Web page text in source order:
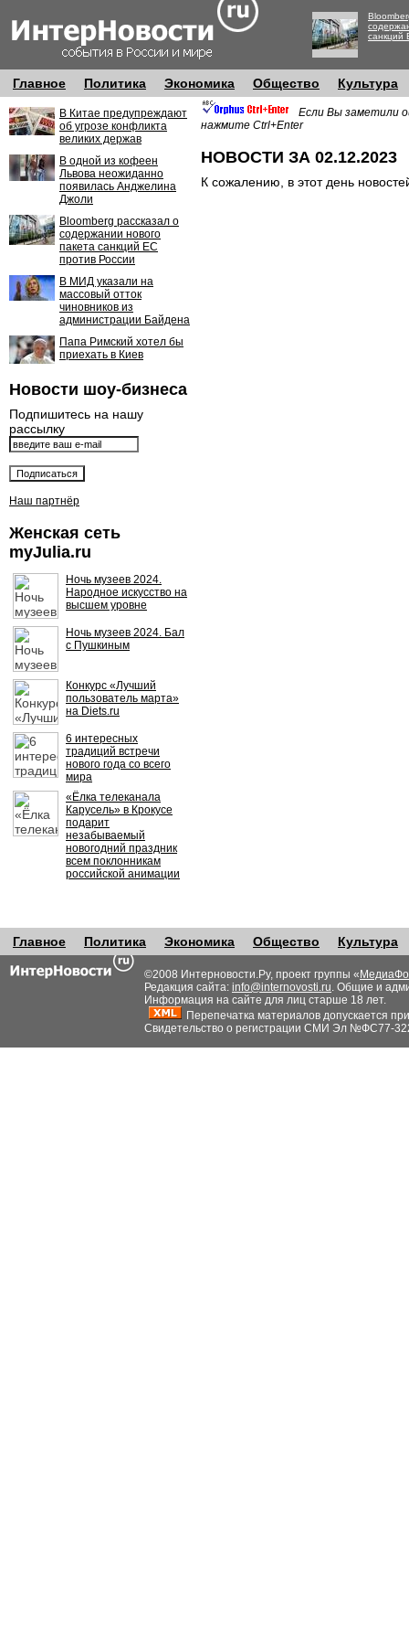
санкций
Главное Политика Экономика Общество Культура
В Китае предупреждают
об угрозе конфликта
великих держав
В одной из кофеен
Львова неожиданно
появилась Анджелина
Джоли
Bloomberg рассказал о
содержании нового
пакета санкций ЕС
против России
В МИД указали на
массовый отток
чиновников из
администрации Байдена
Папа Римский хотел бы
приехать в Киев
Новости шоу-бизнеса
Подпишитесь на нашу
рассылку
Наш партнёр
Женская сеть
myJulia.ru
Ночь музеев 2024.
Народное искусство на
высшем уровне
Ночь музеев 2024. Бал
с Пушкиным
Конкурс «Лучший
пользователь марта»
на Diets.ru
6 интересных
традиций встречи
нового года со всего
мира
«Ёлка телеканала
Карусель» в Крокусе
подарит
незабываемый
новогодний праздник
всем поклонникам
российской анимации
Если Вы заметили
нажмите Ctrl+Enter
НОВОСТИ ЗА 02.12.2023
К сожалению, в этот день
Главное Политика Экономика Общество Культура
©2008 Интерновости.Ру, проект группы «
Редакция сайта: info@internovosti.ru. Общие и
Информация на сайте для лиц старше 18 лет.
Перепечатка материалов допускается
Свидетельство о регистрации СМИ Эл №ФС77-